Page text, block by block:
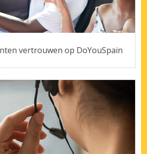
vertrouwen op DoYouSpain